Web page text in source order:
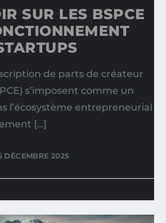
SUR LES BSPCE
de parts de créateur
s’imposent comme un
l’écosystème entrepreneurial
[…]
DÉCEMBRE 2025